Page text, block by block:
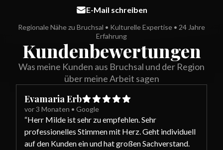
E-Mail schreiben
Regionale Nähe zu Bruchsal • Kulturelle Expertise • 24 Jahre
Erfahrung
Kundenbewertungen
Was meine Kunden aus Bruchsal und der Region
über meine Arbeit sagen
Evamaria Erb
vor 3 Monaten • Google
“Herr Milde ist sehr zu empfehlen. Sehr
professionelles Stimmen mit Herz. Geht individuell
auf den Kunden ein und hat großen Sachverstand.